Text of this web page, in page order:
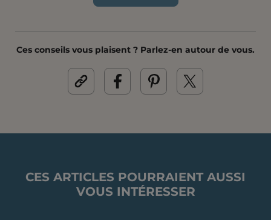
Ces conseils vous plaisent ? Parlez-en autour de vous.
CES ARTICLES POURRAIENT AUSSI
VOUS INTÉRESSER